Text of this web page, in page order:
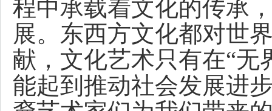
程中承载着文化的传承
展。东西方文化都对世
献，文化艺术只有在“无
能起到推动社会发展进